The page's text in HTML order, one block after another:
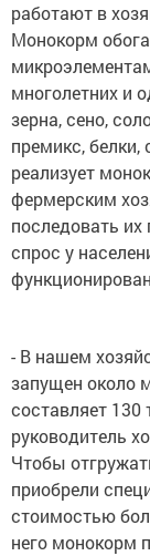
работают в
Монокорм
многолетних и
зерна, сено,
премикс, белки,
реализует
фермерским
последовать
спрос у
- В нашем
запущен около
составляет 130
руководитель
Чтобы
приобрели
стоимостью
него монокорм